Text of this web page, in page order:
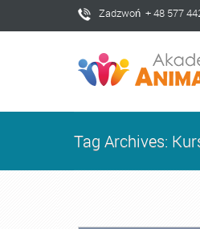
Zadzwoń + 48 577
Tag Archives: